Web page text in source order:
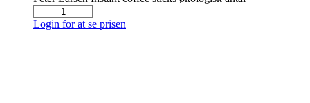
Login for at se prisen